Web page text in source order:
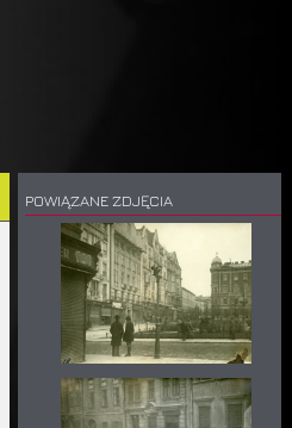
POWIĄZANE ZDJĘCIA